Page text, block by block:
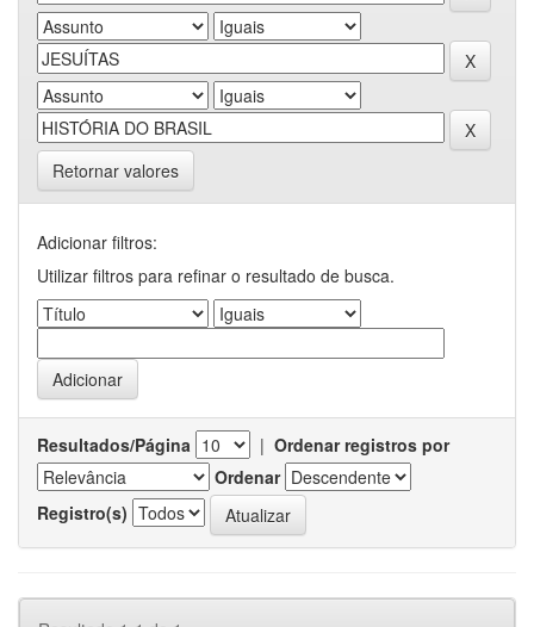
Retornar valores
Adicionar filtros:
Utilizar filtros para refinar o resultado de busca.
Resultados/Página | Ordenar registros por
Ordenar
Registro(s)